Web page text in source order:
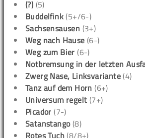
(?) (5)
Buddelfink (5+/6-)
Sachsensausen (3+)
Weg nach Hause (6-)
Weg zum Bier (6-)
Notbremsung in der letzten
Zwerg Nase, Linksvariante (4)
Tanz auf dem Horn (6+)
Universum regelt (7+)
Picador (7-)
Satanstango(8)
Rotes Tuch (8/8+)